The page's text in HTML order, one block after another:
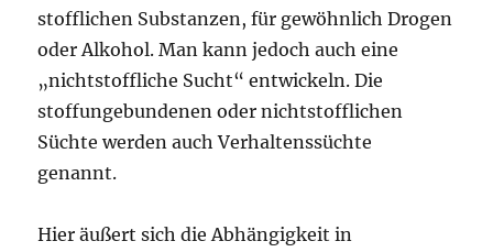
stofflichen Substanzen, für gewöhnlich Drogen
oder Alkohol. Man kann jedoch auch eine
„nichtstoffliche Sucht“ entwickeln. Die
stoffungebundenen oder nichtstofflichen
Süchte werden auch Verhaltenssüchte
genannt.
Hier äußert sich die Abhängigkeit in